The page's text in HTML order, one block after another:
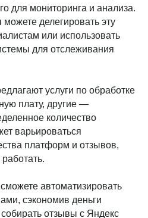
для мониторинга и анализа.
делегировать эту
или использовать
для отслеживания
услуги по обработке
плату, другие —
количество
варьироваться
платформ и отзывов,
автоматизировать
сэкономив деньги
отзывы с Яндекс